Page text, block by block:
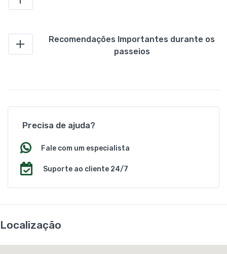
Recomendações Importantes durante os
passeios
Precisa de ajuda?
Fale com um especialista
Suporte ao cliente 24/7
Localização